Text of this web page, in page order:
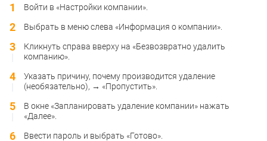
Войти в «Настройки компании».
Выбрать в меню слева «Информация о компании».
Кликнуть справа вверху на «Безвозвратно удалить
компанию».
Указать причину, почему производится удаление
(необязательно), → «Пропустить».
В окне «Запланировать удаление компании» нажать
«Далее».
Ввести пароль и выбрать «Готово».